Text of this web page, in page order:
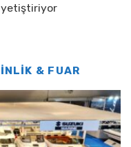
yetiştiriyor
& FUAR